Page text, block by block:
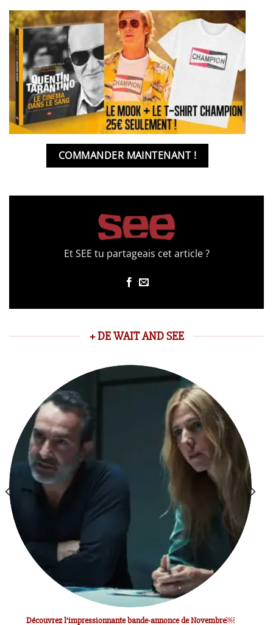
COMMANDER MAINTENANT !
Et SEE tu partageais cet article ?
+ DE WAIT AND SEE
Découvrez l’impressionnante bande-annonce de Novembre￼